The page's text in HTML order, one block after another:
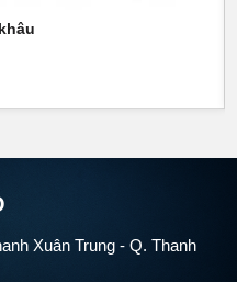
Xuân Trung - Q. Thanh